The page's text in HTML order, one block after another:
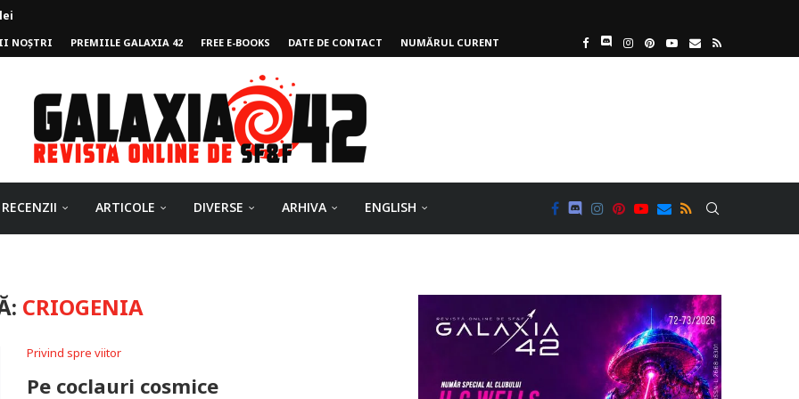
NOȘTRI PREMIILE GALAXIA 42 FREE E-BOOKS DATE DE CONTACT NUMĂRUL CURENT
RECENZII ARTICOLE DIVERSE ARHIVA ENGLISH
CRIOGENIA
Privind spre viitor
Pe coclauri cosmice